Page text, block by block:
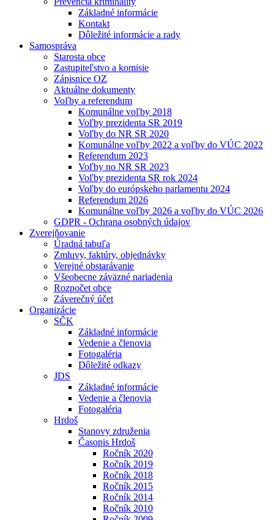
Základné informácie
Kontakt
Dôležité informácie a rady
Samospráva
Starosta obce
Zastupiteľstvo a komisie
Zápisnice OZ
Aktuálne dokumenty
Voľby a referendum
Komunálne voľby 2018
Voľby prezidenta SR 2019
Voľby do NR SR 2020
Komunálne voľby 2022 a voľby do VÚC 2022
Referendum 2023
Voľby no NR SR 2023
Voľby prezidenta SR rok 2024
Voľby do európskeho parlamentu 2024
Referendum 2026
Komunálne voľby 2026 a voľby do VÚC 2026
GDPR - Ochrana osobných údajov
Zverejňovanie
Úradná tabuľa
Zmluvy, faktúry, objednávky
Verejné obstarávanie
Všeobecne záväzné nariadenia
Rozpočet obce
Záverečný účet
Organizácie
SČK
Základné informácie
Vedenie a členovia
Fotogaléria
Dôležité odkazy
JDS
Základné informácie
Vedenie a členovia
Fotogaléria
Hrdoš
Stanovy združenia
Časopis Hrdoš
Ročník 2020
Ročník 2019
Ročník 2018
Ročník 2015
Ročník 2014
Ročník 2010